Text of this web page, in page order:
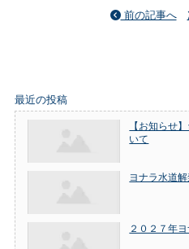
前の記事へ
最近の投稿
【お知らせ
いて
ヨナラ水道
２０２７年